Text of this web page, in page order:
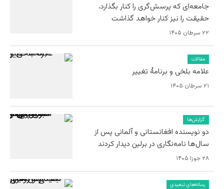
جامعه‌ای که پرسش‌گری را کنار بگذارد،
حقیقت را نیز کنار خواهد گذاشت
۲۲ سرطان ۱۴۰۵
مقالات
علامه بلخی و برنامۀ تغییر
۲۱ سرطان ۱۴۰۵
گزارش‌ها
دو نویسنده افغانستانی و آلمانی پس از
سال‌ها نامه‌نگاری در برلین دیدار کردند
۲۸ جوزا ۱۴۰۵
رسانه‌های تبعیدی